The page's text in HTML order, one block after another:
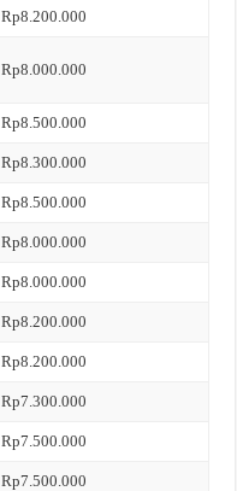
Rp8.200.000
Rp8.000.000
Rp8.500.000
Rp8.300.000
Rp8.500.000
Rp8.000.000
Rp8.000.000
Rp8.200.000
Rp8.200.000
Rp7.300.000
Rp7.500.000
Rp7.500.000